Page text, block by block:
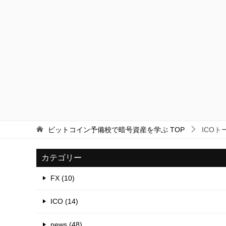
ビットコイン予備校で暗号資産を学ぶ TOP ICOト
カテゴリー
FX (10)
ICO (14)